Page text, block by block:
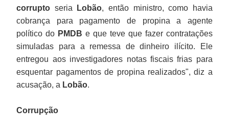
corrupto seria Lobão, então ministro, como havia
cobrança para pagamento de propina a agente
político do PMDB e que teve que fazer contratações
simuladas para a remessa de dinheiro ilícito. Ele
entregou aos investigadores notas fiscais frias para
esquentar pagamentos de propina realizados", diz a
acusação, a Lobão.
Corrupção